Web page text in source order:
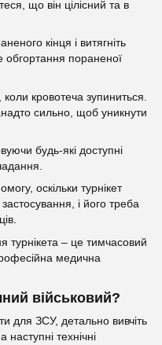
що він цілісний та в
кінця і витягніть
обгортання пораненої
коли кровотеча зупиниться.
сильно, щоб уникнути
будь-які доступні
оскільки турнікет
і його треба
– це тимчасовий
медична
військовий?
для ЗСУ, детально вивчіть
наступні технічні